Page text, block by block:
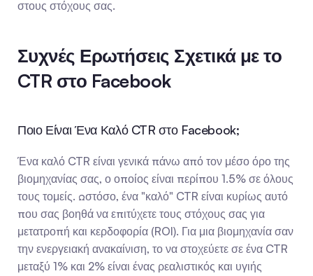
στους στόχους σας.
Συχνές Ερωτήσεις Σχετικά με το
CTR στο Facebook
Ποιο Είναι Ένα Καλό CTR στο Facebook;
Ένα καλό CTR είναι γενικά πάνω από τον μέσο όρο της
βιομηχανίας σας, ο οποίος είναι περίπου 1.5% σε όλους
τους τομείς. Ωστόσο, ένα "καλό" CTR είναι κυρίως αυτό
που σας βοηθά να επιτύχετε τους στόχους σας για
μετατροπή και κερδοφορία (ROI). Για μια βιομηχανία σαν
την ενεργειακή ανακαίνιση, το να στοχεύετε σε ένα CTR
μεταξύ 1% και 2% είναι ένας ρεαλιστικός και υγιής